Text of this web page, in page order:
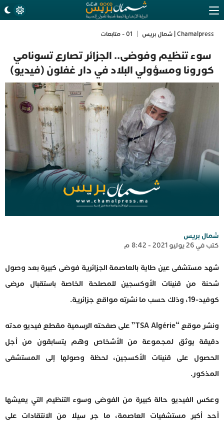
Chamalpress | شمال بريس 01 - متابعات
سوء تنظيم وفوضى.. الجزائر تصارع تسونامي
كورونا ومسؤولي البلاد في دار غفلون (فيديو)
شمال بريس
كتب في 26 يوليو 2021 - 8:42 م
شهد مستشفى عين طاية بالعاصمة الجزائرية فوضى كبيرة بعد وصول
شحنة من قنينات الأوكسجين للمصلحة الخاصة باستقبال مرضى
كوفيد-19، وذلك حسب ما نشرته مواقع جزائرية.
ونشر موقع “TSA Algérie” على صفحته الرسمية مقطع فيديو مدته
دقيقة يوثق لمجموعة من الأشخاص وهم يتسابقون من أجل
الحصول على قنينات الأكسجين، لحظة وصولها إلى المستشفى
المذكور.
وعكس الفيديو حالة كبيرة من الفوضى وسوء التنظيم التي يعيشها
أحد أكبر مستشفيات العاصمة، ما جر سيلا من الانتقادات على